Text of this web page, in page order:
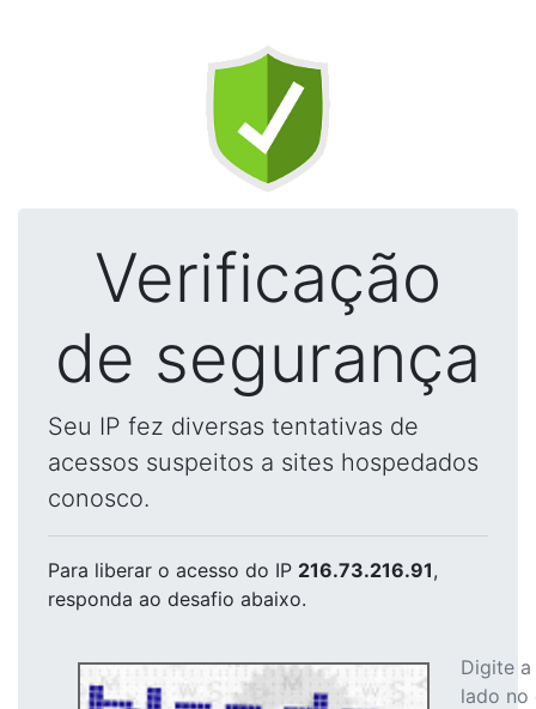
Verificação
de segurança
Seu IP fez diversas tentativas de
acessos suspeitos a sites hospedados
conosco.
Para liberar o acesso do IP 216.73.216.91,
responda ao desafio abaixo.
Digite
lado no